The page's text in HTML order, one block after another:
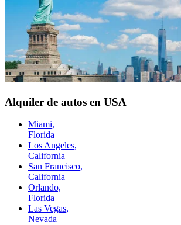
Alquiler de autos en USA
Miami,
Florida
Los Angeles,
California
San Francisco,
California
Orlando,
Florida
Las Vegas,
Nevada